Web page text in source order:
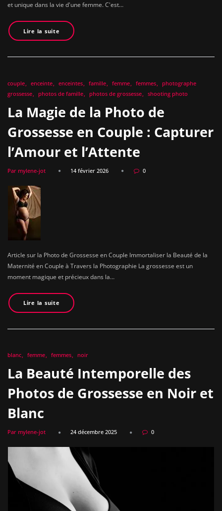
et unique dans la vie d'une femme. C'est…
Lire la suite
couple enceinte enceintes famille femme femmes
photographe
grossesse
photos de famille photos de grossesse shooting photo
La Magie de la Photo de
Grossesse en Couple : Capturer
l’Amour et l’Attente
Par mylene-jot 14 février 2026 0
Article sur la Photo de Grossesse en Couple Immortaliser la Beauté de la
Maternité en Couple à Travers la Photographie La grossesse est un
moment magique et précieux dans la…
Lire la suite
blanc femme femmes noir
La Beauté Intemporelle des
Photos de Grossesse en Noir et
Blanc
Par mylene-jot 24 décembre 2025 0